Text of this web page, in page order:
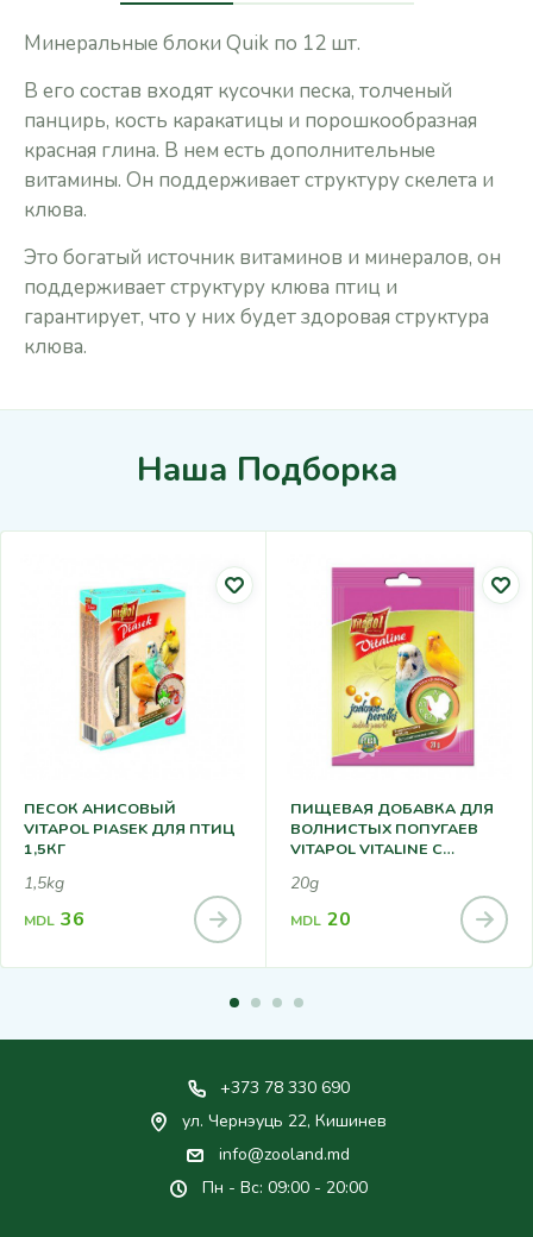
Минеральные блоки Quik по 12 шт.
В его состав входят кусочки песка, толченый
панцирь, кость каракатицы и порошкообразная
красная глина. В нем есть дополнительные
витамины. Он поддерживает структуру скелета и
клюва.
Это богатый источник витаминов и минералов, он
поддерживает структуру клюва птиц и
гарантирует, что у них будет здоровая структура
клюва.
Наша Подборка
ПЕСОК АНИСОВЫЙ
VITAPOL PIASEK ДЛЯ ПТИЦ
1,5КГ
1,5kg
MDL 36
ПИЩЕВАЯ ДОБАВКА ДЛЯ
ВОЛНИСТЫХ ПОПУГАЕВ
VITAPOL VITALINE С
ЖЕМЧУЖИНАМИ 20Г
20g
MDL 20
+373 78 330 690
ул. Чернэуць 22, Кишинев
info@zooland.md
Пн - Вс: 09:00 - 20:00